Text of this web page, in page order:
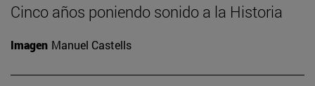
Cinco años poniendo sonido a la Historia
Imagen Manuel Castells